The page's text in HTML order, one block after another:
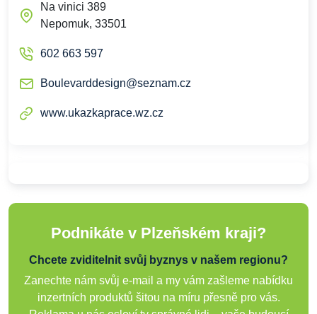
Na vinici 389
Nepomuk, 33501
602 663 597
Boulevarddesign@seznam.cz
www.ukazkaprace.wz.cz
Podnikáte v Plzeňském kraji?
Chcete zviditelnit svůj byznys v našem regionu?
Zanechte nám svůj e-mail a my vám zašleme nabídku
inzertních produktů šitou na míru přesně pro vás.